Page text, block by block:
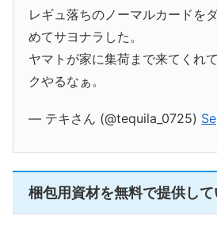
レギュ落ちのノーマルカードを
めてサヨナラした。
ヤマトが家に集荷まで来てくれ
クやるなぁ。
— テキさん (@tequila_0725)
梱包用資材を無料で提供して